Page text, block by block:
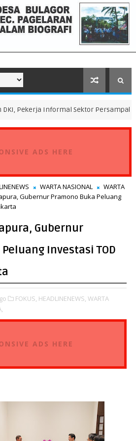
Sektor Persampahan Dapat
ADS HERE
WARTA NASIONAL
WARTA
Gubernur Pramono Buka Peluang
Gubernur
Investasi TOD
FOKUS, HEADLINENEWS, WARTA
ADS HERE